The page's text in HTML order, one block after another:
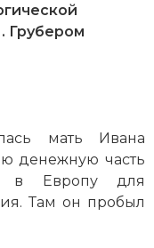
Грубером
мать Ивана
денежную часть
в Европу для
Там он пробыл